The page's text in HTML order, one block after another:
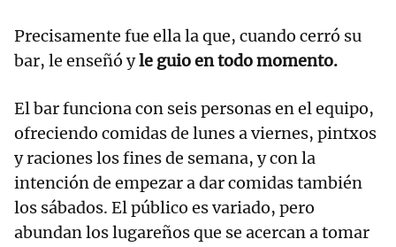
Precisamente fue ella la que, cuando cerró su
bar, le enseñó yle guio en todo momento.
El bar funciona con seis personas en el equipo,
ofreciendo comidas de lunes a viernes, pintxos
y raciones los fines de semana, y con la
intención de empezar a dar comidas también
los sábados. El público es variado, pero
abundan los lugareños que se acercan a tomar